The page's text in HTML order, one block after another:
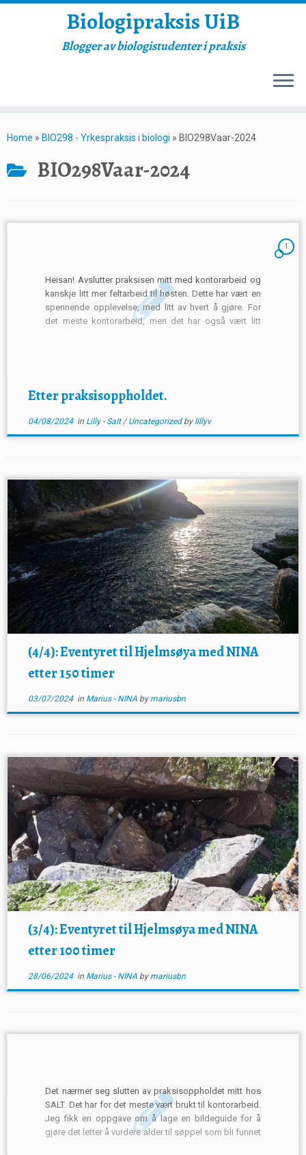
to
Biologipraksis UiB
Blogger av biologistudenter i praksis
Home » BIO298 - Yrkespraksis i biologi » BIO298Vaar-2024
BIO298Vaar-2024
1
Heisan! Avslutter praksisen mitt med kontorarbeid og
kanskje litt mer feltarbeid til høsten. Dette har vært en
spennende opplevelse, med litt av hvert å gjøre. For
det meste kontorarbeid, men det har også vært litt
Etter praksisoppholdet.
04/08/2024in Lilly - Salt/Uncategorized by lillyv
(4/4): Eventyret til Hjelmsøya med NINA
etter 150 timer
03/07/2024in Marius - NINA by mariusbn
(3/4): Eventyret til Hjelmsøya med NINA
etter 100 timer
28/06/2024in Marius - NINA by mariusbn
Det nærmer seg slutten av praksisoppholdet mitt hos
SALT. Det har for det meste vært brukt til kontorarbeid.
Jeg fikk en oppgave om å lage en bildeguide for å
gjøre det letter å vurdere alder til søppel som bli funnet